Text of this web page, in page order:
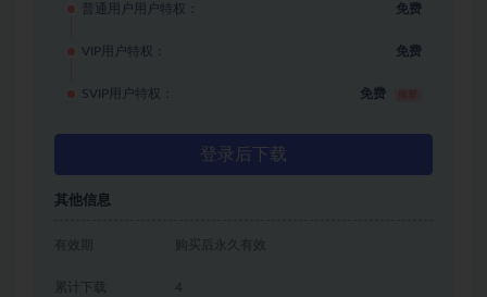
普通用户用户特权： 免费
VIP用户特权： 免费
SVIP用户特权： 免费
登录后下载
其他信息
有效期 购买后永久有效
累计下载 4